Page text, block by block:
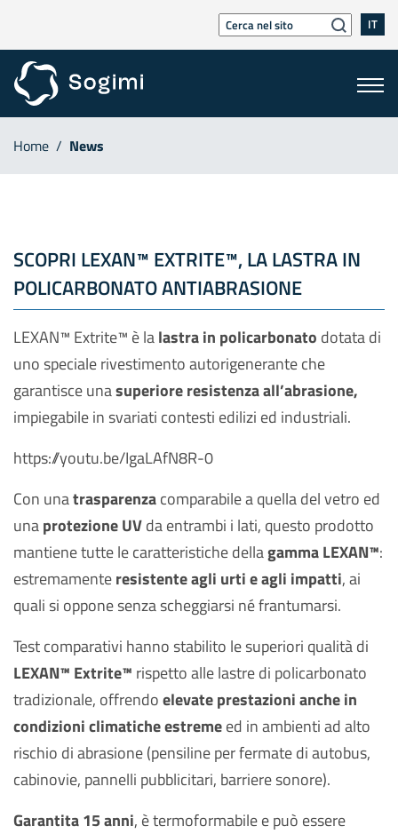
IT
Home / News
SCOPRI LEXAN™ EXTRITE™, LA LASTRA IN
POLICARBONATO ANTIABRASIONE
LEXAN™ Extrite™ è lalastra in policarbonato dotata di
uno speciale rivestimento autorigenerante che
garantisce unasuperiore resistenza all’abrasione,
impiegabile in svariati contesti edilizi ed industriali.
https://youtu.be/IgaLAfN8R-0
Con unatrasparenzacomparabile a quella del vetro ed
unaprotezione UVda entrambi i lati, questo prodotto
mantiene tutte le caratteristiche dellagamma LEXAN™:
estremamenteresistente agli urti e agli impatti, ai
quali si oppone senza scheggiarsi né frantumarsi.
Test comparativi hanno stabilito le superiori qualità di
LEXAN™ Extrite™ rispetto alle lastre di policarbonato
tradizionale, offrendoelevate prestazioni anche in
condizioni climatiche estremeed in ambienti ad alto
rischio di abrasione (pensiline per fermate di autobus,
cabinovie, pannelli pubblicitari, barriere sonore).
Garantita 15 anni, è termoformabile e può essere